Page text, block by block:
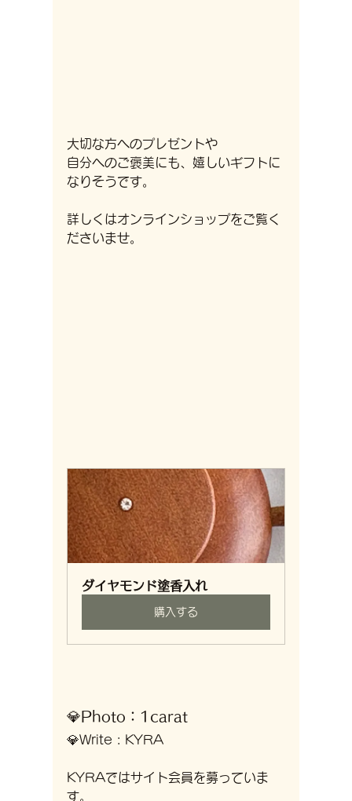
大切な方へのプレゼントや
自分へのご褒美にも、嬉しいギフトに
なりそうです。
詳しくはオンラインショップをご覧く
ださいませ。
ダイヤモンド塗香入れ
購入する
💎Photo：1carat
💎Write : KYRA
KYRAではサイト会員を募っていま
す。